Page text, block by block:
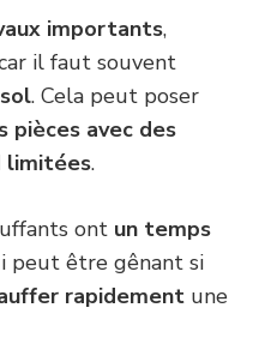
importants,
il faut souvent
. Cela peut poser
pièces avec des
limitées.
ont un temps
peut être gênant si
rapidement une